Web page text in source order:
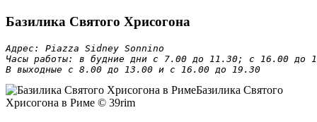
Базилика Святого Хрисогона
Адрес: Piazza Sidney Sonnino
Часы работы: в будние дни с 7.00 до 11.30; с 16.00 до
В выходные с 8.00 до 13.00 и с 16.00 до 19.30
Базилика Святого
Хрисогона в Риме © 39rim